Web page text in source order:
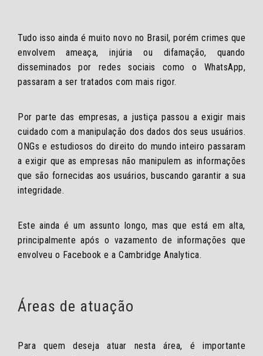
Tudo isso ainda é muito novo no Brasil, porém crimes que
envolvem ameaça, injúria ou difamação, quando
disseminados por redes sociais como o WhatsApp,
passaram a ser tratados com mais rigor.
Por parte das empresas, a justiça passou a exigir mais
cuidado com a manipulação dos dados dos seus usuários.
ONGs e estudiosos do direito do mundo inteiro passaram
a exigir que as empresas não manipulem as informações
que são fornecidas aos usuários, buscando garantir a sua
integridade.
Este ainda é um assunto longo, mas que está em alta,
principalmente após o vazamento de informações que
envolveu o Facebook e a Cambridge Analytica.
Áreas de atuação
Para quem deseja atuar nesta área, é importante